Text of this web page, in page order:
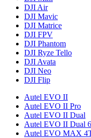
DJI Air
DJI Mavic
DJI Matrice
DJI FPV
DJI Phantom
DJI Ryze Tello
DJI Avata
DJI Neo
DJI Flip
Autel EVO II
Autel EVO II Pro
Autel EVO II Dual
Autel EVO II Dual
Autel EVO MAX